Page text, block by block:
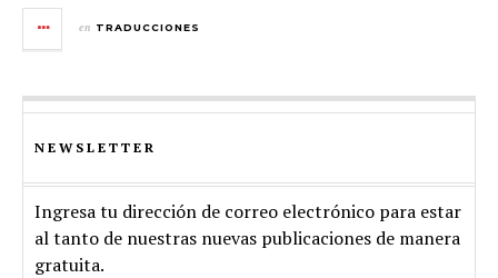
en TRADUCCIONES
NEWSLETTER
Ingresa tu dirección de correo electrónico para estar
al tanto de nuestras nuevas publicaciones de manera
gratuita.